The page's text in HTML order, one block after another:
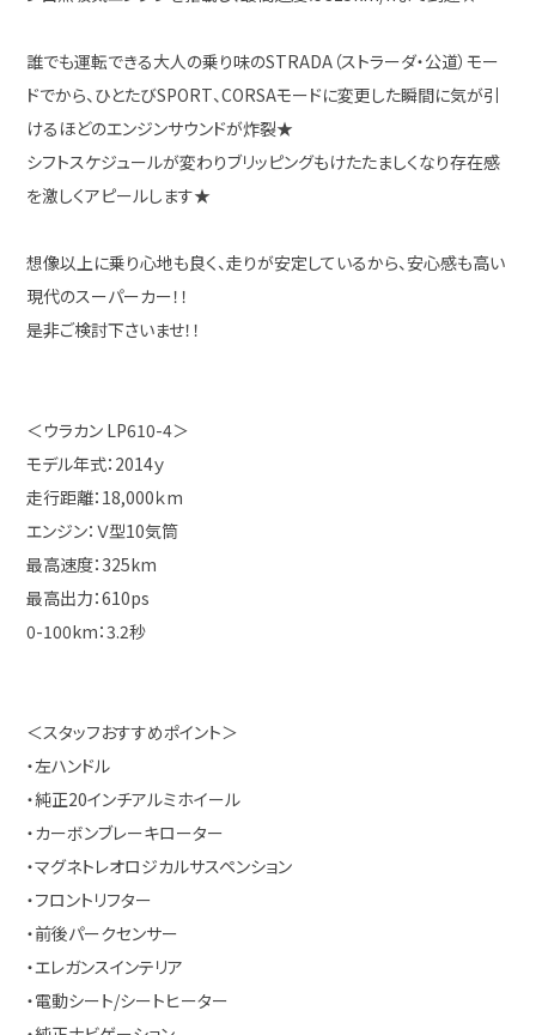
誰でも運転できる大人の乗り味のSTRADA（ストラーダ・公道）モー
ドでから、ひとたびSPORT、CORSAモードに変更した瞬間に気が引
けるほどのエンジンサウンドが炸裂★
シフトスケジュールが変わりブリッピングもけたたましくなり存在感
を激しくアピールします★
想像以上に乗り心地も良く、走りが安定しているから、安心感も高い
現代のスーパーカー！！
是非ご検討下さいませ！！
＜ウラカン LP610-4＞
モデル年式：2014ｙ
走行距離：18,000ｋm
エンジン：Ｖ型10気筒
最高速度：325km
最高出力：610ps
0-100km：3.2秒
＜スタッフおすすめポイント＞
・左ハンドル
・純正20インチアルミホイール
・カーボンブレーキローター
・マグネトレオロジカルサスペンション
・フロントリフター
・前後パークセンサー
・エレガンスインテリア
・電動シート/シートヒーター